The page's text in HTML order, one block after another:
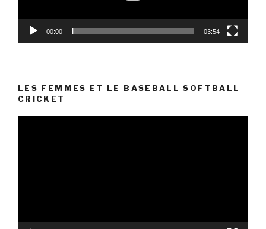
00:00 03:54
LES FEMMES ET LE BASEBALL SOFTBALL
CRICKET